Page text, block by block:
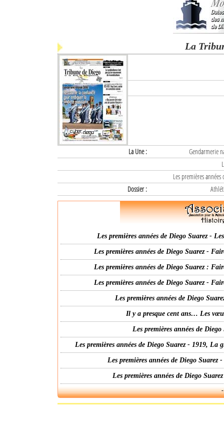
La
La Une :
Gendarmerie
Les premières
Dossier :
Les premières années de Diego Suarez -
Les premières années de Diego Suarez -
Les premières années de Diego Suarez :
Les premières années de Diego Suarez -
Les premières années de Diego
Il y a presque cent ans… Les
Les premières années de
Les premières années de Diego Suarez - 1919,
Les premières années de Diego
Les premières années de Diego